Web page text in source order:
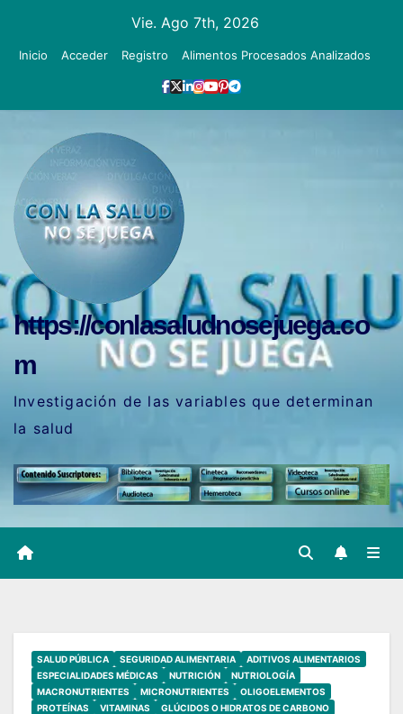
Vie. Ago 7th, 2026
Inicio Acceder Registro Alimentos Procesados Analizados
https://conlasaludnosejuega.co
m
Investigación de las variables que determinan
la salud
SALUD PÚBLICA SEGURIDAD ALIMENTARIA
ADITIVOS ALIMENTARIOS
ESPECIALIDADES MÉDICAS
NUTRICIÓN
NUTRIOLOGÍA
MACRONUTRIENTES
MICRONUTRIENTES
OLIGOELEMENTOS
PROTEÍNAS
VITAMINAS
GLÚCIDOS O HIDRATOS DE CARBONO